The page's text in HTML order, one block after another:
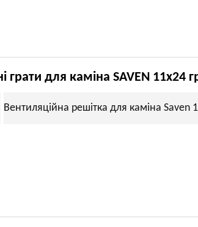
грати для каміна SAVEN 11х24
Вентиляційна решітка для каміна Saven